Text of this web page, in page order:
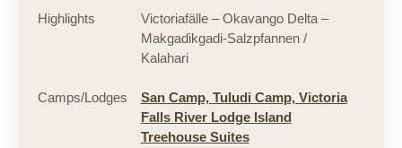
Highlights
Victoriafälle – Okavango Delta –
Makgadikgadi-Salzpfannen /
Kalahari
Camps/Lodges San Camp, Tuludi Camp, Victoria
Falls River Lodge Island
Treehouse Suites